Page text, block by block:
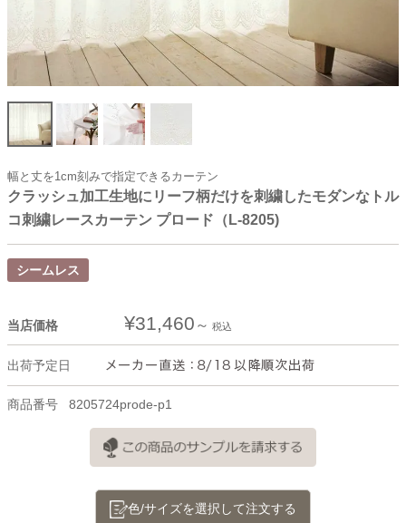
幅と丈を1cm刻みで指定できるカーテン
クラッシュ加工生地にリーフ柄だけを刺繍したモダンなトル
コ刺繍レースカーテン プロード（L-8205)
シームレス
当店価格 ¥31,460 税込
出荷予定日
商品番号 8205724prode-p1
色/サイズを選択して注文する